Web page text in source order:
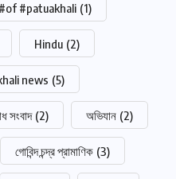
#of #patuakhali (1)
Hindu (2)
news (5)
সংবাদ (2) অভিযান (2)
গোবিন্দ চন্দ্র প্রামাণিক (3)